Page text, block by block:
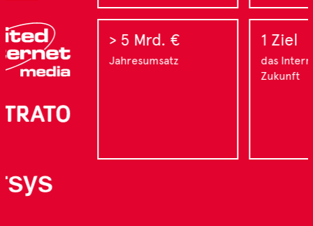
> 5 Mrd. €
Jahresumsatz
1 Ziel
das Internet der